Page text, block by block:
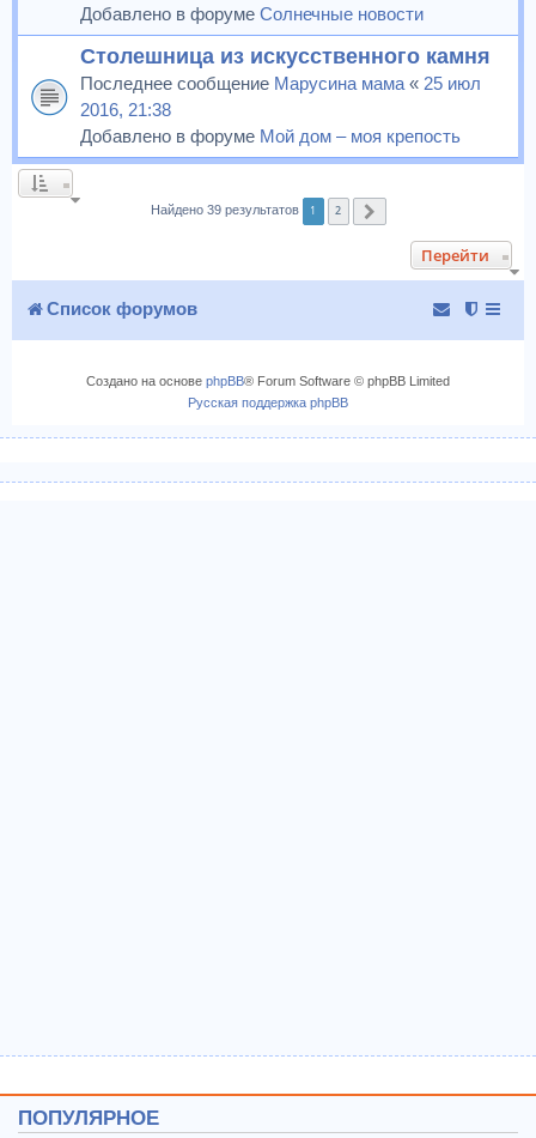
Добавлено в форуме Солнечные новости
Столешница из искусственного камня
Последнее сообщение Марусина мама « 25 июл
2016, 21:38
Добавлено в форуме Мой дом – моя крепость
Найдено 39 результатов 1 2
Перейти
Список форумов
Создано на основе phpBB® Forum Software © phpBB Limited
Русская поддержка phpBB
ПОПУЛЯРНОЕ